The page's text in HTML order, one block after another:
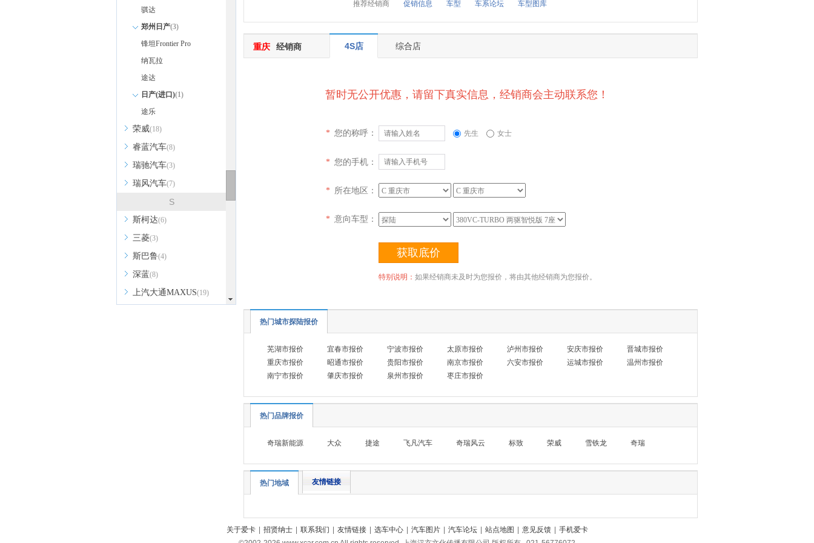
骐达
郑州日产(3)
锋坦Frontier Pro
纳瓦拉
途达
日产(进口)(1)
途乐
荣威(18)
睿蓝汽车(8)
瑞驰汽车(3)
瑞风汽车(7)
S
斯柯达(6)
三菱(3)
斯巴鲁(4)
深蓝(8)
上汽大通MAXUS(19)
推荐经销商 促销信息 车型 车系论坛 车型图库
重庆 经销商 4S店 综合店
暂时无公开优惠，请留下真实信息，经销商会主动联系您！
* 您的称呼： 先生 女士
* 您的手机：
* 所在地区：
* 意向车型：
获取底价
特别说明： 如果经销商未及时为您报价，将由其他经销商为您报价。
热门城市探陆报价
芜湖市报价 宜春市报价 宁波市报价 太原市报价 泸州市报价 安庆市报价
晋城市报价
重庆市报价
昭通市报价 贵阳市报价 南京市报价 六安市报价 运城市报价
温州市报价
南宁市报价
肇庆市报价 泉州市报价 枣庄市报价
热门品牌报价
奇瑞新能源 大众 捷途 飞凡汽车 奇瑞风云 标致 荣威 雪铁龙 奇瑞
热门地域 友情链接
关于爱卡 招贤纳士 联系我们 友情链接 选车中心 汽车图片 汽车论坛 站点地图 意见反馈
手机爱卡